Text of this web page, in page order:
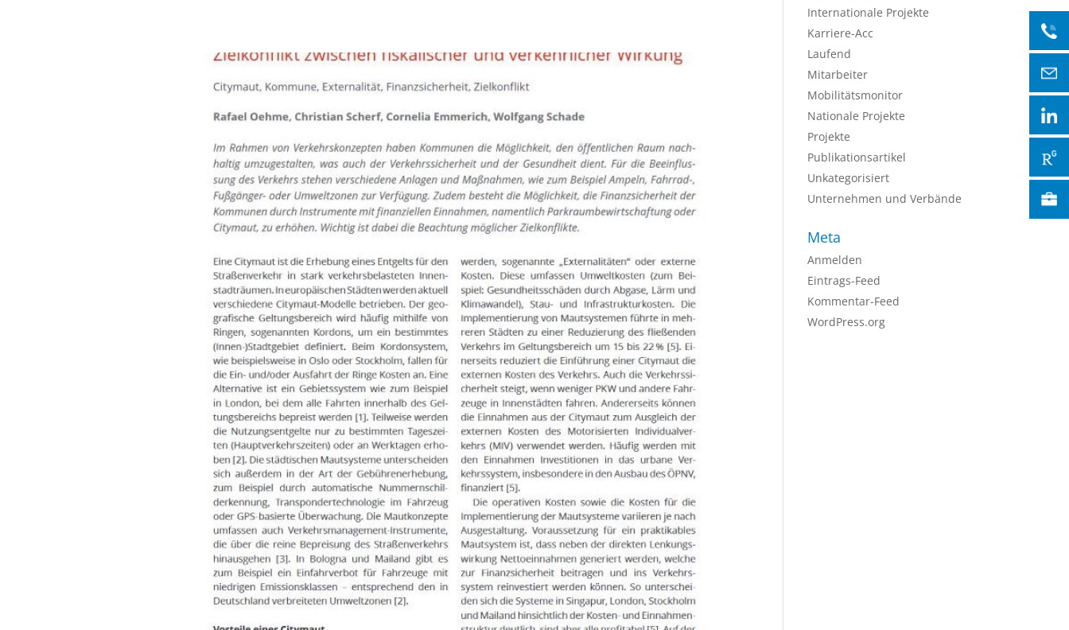
Internationale Projekte
Karriere-Acc
Laufend
Mitarbeiter
Mobilitätsmonitor
Nationale Projekte
Projekte
Publikationsartikel
Unkategorisiert
Unternehmen und Verbände
Meta
Anmelden
Eintrags-Feed
Kommentar-Feed
WordPress.org